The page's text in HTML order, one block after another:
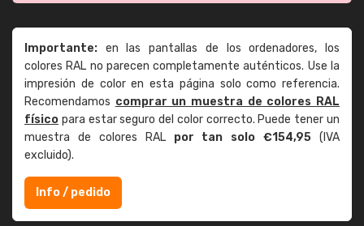
Importante: en las pantallas de los ordenadores, los
colores RAL no parecen completamente auténticos. Use la
impresión de color en esta página solo como referencia.
Recomendamos comprar un muestra de colores RAL
físico para estar seguro del color correcto. Puede tener un
muestra de colores RAL por tan solo €154,95 (IVA
excluido).
Info / pedido